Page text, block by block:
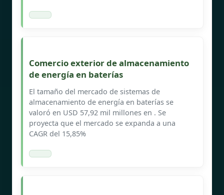
Comercio exterior de almacenamiento
de energía en baterías
El tamaño del mercado de sistemas de
almacenamiento de energía en baterías se
valoró en USD 57,92 mil millones en . Se
proyecta que el mercado se expanda a una
CAGR del 15,85%